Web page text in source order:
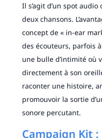
Il s’agit d’un spot
deux chansons.
concept de « in-ear
des écouteurs, parfois
une bulle d’intimité où
directement à son
raconter une histoire,
promouvoir la sortie
sonore percutant.
Campaign Kit